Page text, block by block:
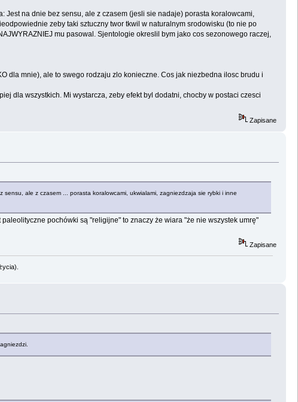
Jest na dnie bez sensu, ale z czasem (jesli sie nadaje) porasta koralowcami,
zeby taki sztuczny twor tkwil w naturalnym srodowisku (to nie po
mu pasowal. Sjentologie okreslil bym jako cos sezonowego raczej,
dla mnie), ale to swego rodzaju zlo konieczne. Cos jak niezbedna ilosc brudu i
dla wszystkich. Mi wystarcza, zeby efekt byl dodatni, chocby w postaci czesci
Zapisane
ale z czasem ... porasta koralowcami, ukwialami, zagniezdzaja sie rybki i inne
pochówki są "religijne" to znaczy że wiara "że nie wszystek umrę"
Zapisane